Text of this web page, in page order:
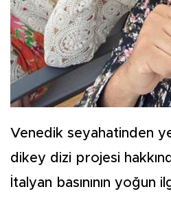
Venedik seyahatinden
dikey dizi projesi
İtalyan basınının yoğun